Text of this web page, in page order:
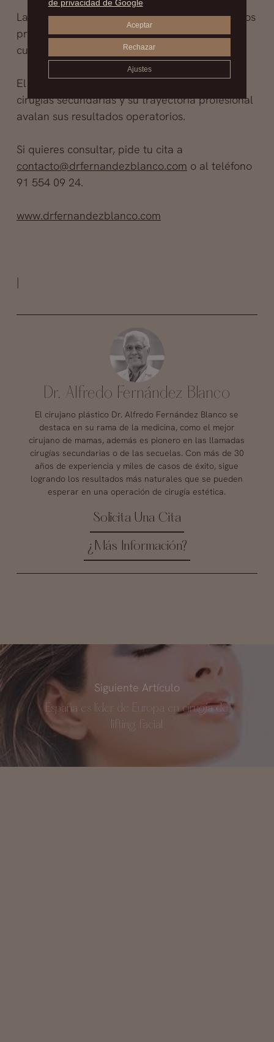
La destreza quirúrgica del cirujano es uno de los
principales factores de éxito así como los
cuidados posteriores.
El doctor Fernández Blanco es especialista en
cirugías secundarias y su trayectoria profesional
avalan sus resultados operatorios.
Si quieres consultar, pide tu cita a
contacto@drfernandezblanco.com o al teléfono
91 554 09 24.
www.drfernandezblanco.com
|
Dr. Alfredo Fernández Blanco
El cirujano plástico Dr. Alfredo Fernández Blanco se
destaca en su rama de la medicina, como el mejor
cirujano de mamas, además es pionero en las llamadas
cirugías secundarias o de las secuelas. Con más de 30
años de experiencia y miles de casos de éxito, sigue
logrando los resultados más naturales que se pueden
esperar en una operación de cirugía estética.
Solicita Una Cita
¿Más Información?
Siguiente Artículo
España es líder de Europa en cirugía de
lifting facial
de privacidad de Google
Aceptar
Rechazar
Ajustes